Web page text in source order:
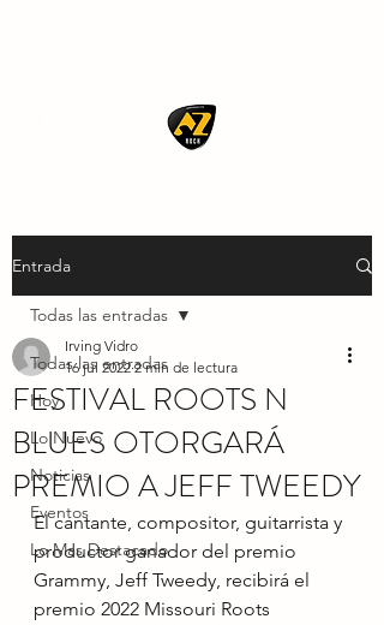
Entrada
Todas las entradas
Hoy
Lo Nuevo
Noticias
Eventos
Lo Mas Destacado
Todas las entradas
FESTIVAL ROOTS N
BLUES OTORGARÁ
PREMIO A JEFF TWEEDY
Irving Vidro
16 jul 2022 2 min de lectura
El cantante, compositor, guitarrista y
productor ganador del premio
Grammy, Jeff Tweedy, recibirá el
premio 2022 Missouri Roots